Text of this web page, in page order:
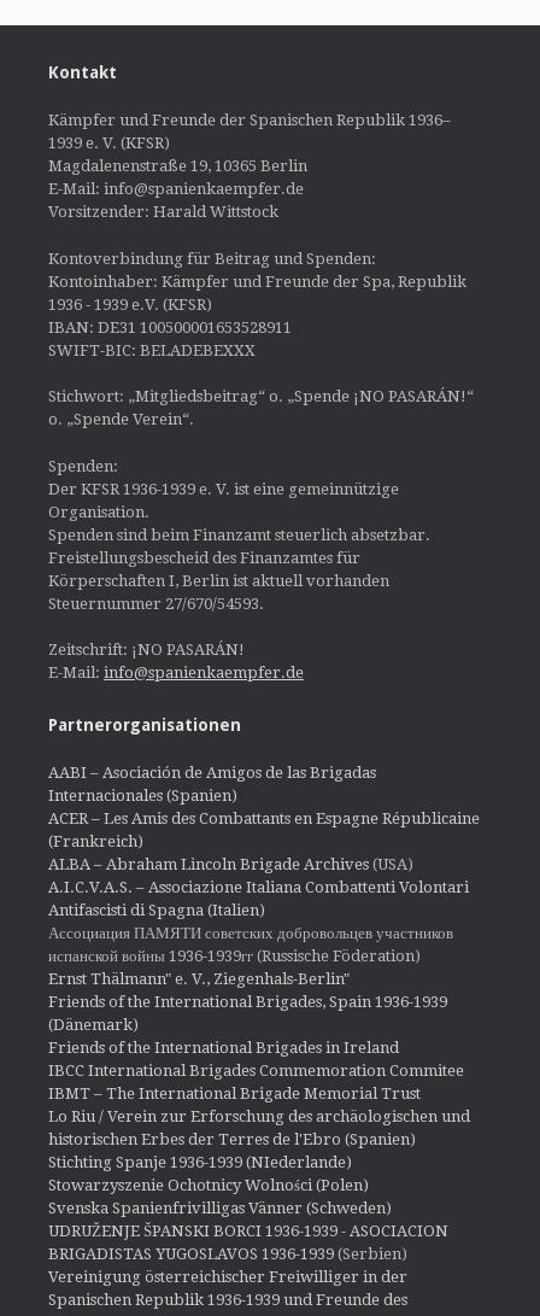
Kontakt
Kämpfer und Freunde der Spanischen Republik 1936–
1939 e. V. (KFSR)
Magdalenenstraße 19, 10365 Berlin
E-Mail: info@spanienkaempfer.de
Vorsitzender: Harald Wittstock
Kontoverbindung für Beitrag und Spenden:
Kontoinhaber: Kämpfer und Freunde der Spa, Republik
1936 - 1939 e.V. (KFSR)
IBAN: DE31 100500001653528911
SWIFT-BIC: BELADEBEXXX
Stichwort: „Mitgliedsbeitrag“ o. „Spende ¡NO PASARÁN!“
o. „Spende Verein“.
Spenden:
Der KFSR 1936-1939 e. V. ist eine gemeinnützige
Organisation.
Spenden sind beim Finanzamt steuerlich absetzbar.
Freistellungsbescheid des Finanzamtes für
Körperschaften I, Berlin ist aktuell vorhanden
Steuernummer 27/670/54593.
Zeitschrift: ¡NO PASARÁN!
E-Mail: info@spanienkaempfer.de
Partnerorganisationen
AABI – Asociación de Amigos de las Brigadas
Internacionales (Spanien)
ACER – Les Amis des Combattants en Espagne Républicaine
(Frankreich)
ALBA – Abraham Lincoln Brigade Archives (USA)
A.I.C.V.A.S. – Associazione Italiana Combattenti Volontari
Antifascisti di Spagna (Italien)
Ассоциация ПАМЯТИ советских добровольцев участников
испанской войны 1936-1939гг (Russische Föderation)
Ernst Thälmann" e. V., Ziegenhals-Berlin"
Friends of the International Brigades, Spain 1936-1939
(Dänemark)
Friends of the International Brigades in Ireland
IBCC International Brigades Commemoration Commitee
IBMT – The International Brigade Memorial Trust
Lo Riu / Verein zur Erforschung des archäologischen und
historischen Erbes der Terres de l'Ebro (Spanien)
Stichting Spanje 1936-1939 (NIederlande)
Stowarzyszenie Ochotnicy Wolności (Polen)
Svenska Spanienfrivilligas Vänner (Schweden)
UDRUŽENJE ŠPANSKI BORCI 1936-1939 - ASOCIACION
BRIGADISTAS YUGOSLAVOS 1936-1939 (Serbien)
Vereinigung österreichischer Freiwilliger in der
Spanischen Republik 1936-1939 und Freunde des